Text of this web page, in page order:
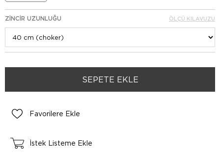
ZINCIR UZUNLUĞU ÖLÇÜ KILAVUZU
Favorilere Ekle
İstek Listeme Ekle